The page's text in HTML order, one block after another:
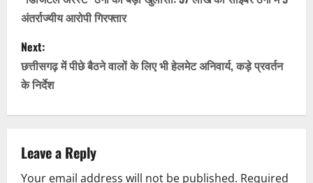
s
t
n
a
v
अंतर्राज्यीय आरोपी गिरफ्तार
Next:
छत्तीसगढ़ में पीछे बैठने वालों के लिए भी हेलमेट अनिवार्य, कड़े प्रवर्तन
के निर्देश
Leave a Reply
Your email address will not be published. Required